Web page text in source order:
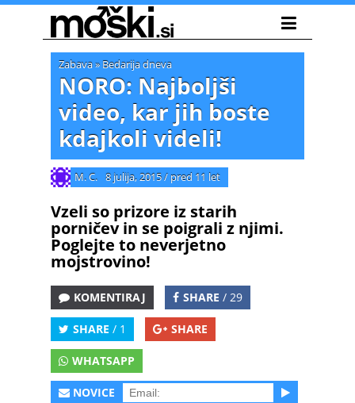
Zabava» Bedarija dneva
NORO: Najboljši
video, kar jih boste
kdajkoli videli!
M. C. 8 julija, 2015/ pred 11 let
Vzeli so prizore iz starih
porničev in se poigrali z njimi.
Poglejte to neverjetno
mojstrovino!
KOMENTIRAJ SHARE / 29
SHARE / 1 SHARE
WHATSAPP
NOVICE